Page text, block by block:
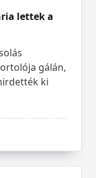
lettek a
gálán,
ki